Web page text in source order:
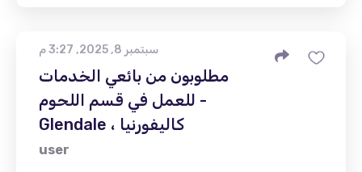
سبتمبر 8, 2025, 3:27 م
مطلوبون من بائعي الخدمات
للعمل في قسم اللحوم -
Glendale ، كاليفورنيا
user